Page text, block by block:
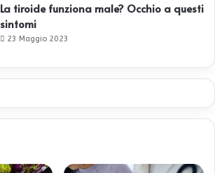
La tiroide funziona male? Occhio a questi
sintomi
23 Maggio 2023